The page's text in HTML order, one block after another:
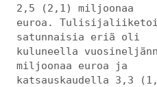
2,5 (2,1) miljoonaa
euroa.
satunnaisia eriä oli
kuluneella
miljoonaa euroa ja
katsauskaudella 3,3